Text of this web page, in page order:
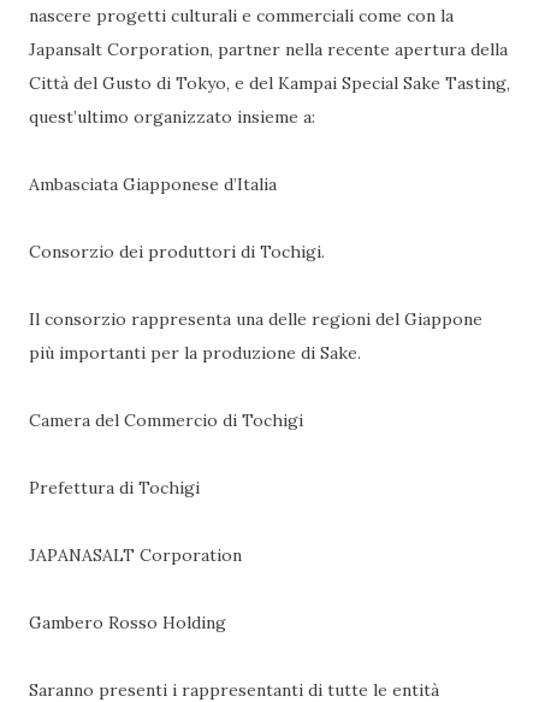
nascere progetti culturali e commerciali come con la
Japansalt Corporation, partner nella recente apertura della
Città del Gusto di Tokyo, e del Kampai Special Sake Tasting,
quest’ultimo organizzato insieme a:
Ambasciata Giapponese d’Italia
Consorzio dei produttori di Tochigi.
Il consorzio rappresenta una delle regioni del Giappone
più importanti per la produzione di Sake.
Camera del Commercio di Tochigi
Prefettura di Tochigi
JAPANASALT Corporation
Gambero Rosso Holding
Saranno presenti i rappresentanti di tutte le entità